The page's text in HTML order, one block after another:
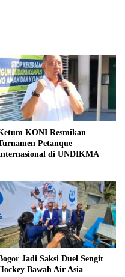
KONI Resmikan
Petanque
di UNDIKMA
Jadi Saksi Duel Sengit
Bawah Air Asia